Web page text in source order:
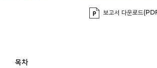
보고서 다운로드
목차